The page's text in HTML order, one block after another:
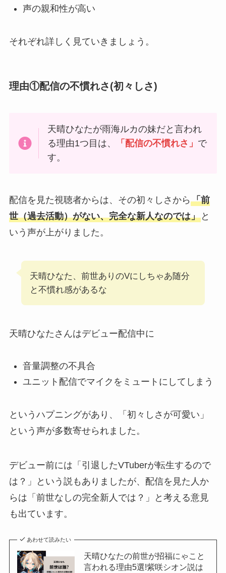
声の親和性が高い
それぞれ詳しく見ていきましょう。
理由①配信の不慣れさ(初々しさ)
天晴ひなたが雨海ルカの妹だと言われ
る理由1つ目は、
「配信の不慣れさ」 で
す。
配信を見た視聴者からは、その初々しさから 「前
世（過去活動）がない、完全な新人なのでは」と
いう声が上がりました。
天晴ひなた、前世ありのVにしちゃあ随分
と不慣れ感があるな
天晴ひなたさんはデビュー配信中に
音量調整の不具合
ユニット配信でマイクをミュートにしてしまう
というハプニングがあり、「初々しさが可愛い」
という声が多数寄せられました。
デビュー前には「引退したVTuberが転生するので
は？」という説もありましたが、配信を見た人か
らは「前世なしの完全新人では？」と考える意見
も出ています。
あわせて読みたい
天晴ひなたの前世が招福にゃこと
言われる理由5選!紫咲シオン説は